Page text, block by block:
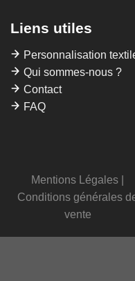
Liens utiles
Personnalisation
Qui sommes-nous ?
Contact
FAQ
Mentions Légales
Conditions générales
vente